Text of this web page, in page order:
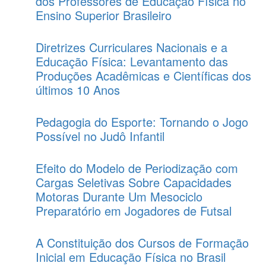
Ensino Superior Brasileiro
Diretrizes Curriculares Nacionais e a
Educação Física: Levantamento das
Produções Acadêmicas e Científicas dos
últimos 10 Anos
Pedagogia do Esporte: Tornando o Jogo
Possível no Judô Infantil
Efeito do Modelo de Periodização com
Cargas Seletivas Sobre Capacidades
Motoras Durante Um Mesociclo
Preparatório em Jogadores de Futsal
A Constituição dos Cursos de Formação
Inicial em Educação Física no Brasil